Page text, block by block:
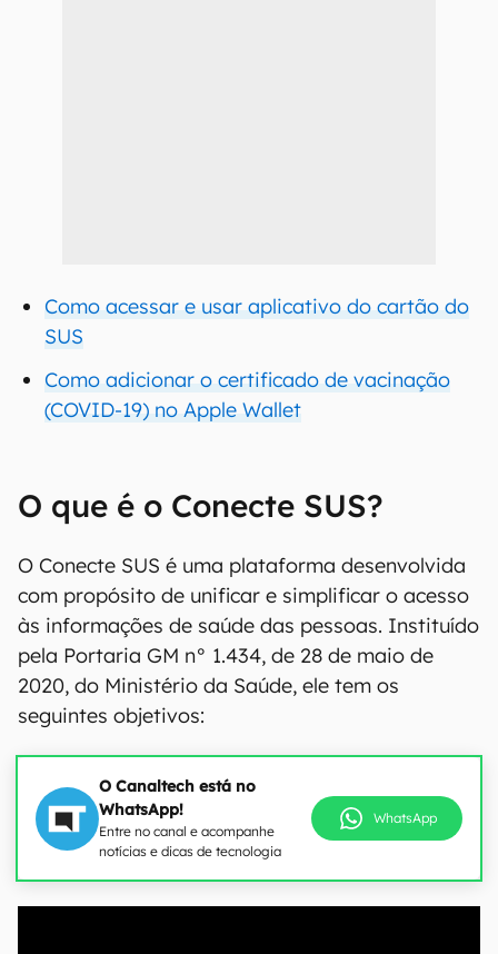
Como acessar e usar aplicativo do cartão do
SUS
Como adicionar o certificado de vacinação
(COVID-19) no Apple Wallet
O que é o Conecte SUS?
O Conecte SUS é uma plataforma desenvolvida
com propósito de unificar e simplificar o acesso
às informações de saúde das pessoas. Instituído
pela Portaria GM n° 1.434, de 28 de maio de
2020, do Ministério da Saúde, ele tem os
seguintes objetivos:
O Canaltech está no
WhatsApp!
Entre no canal e acompanhe
notícias e dicas de tecnologia
WhatsApp